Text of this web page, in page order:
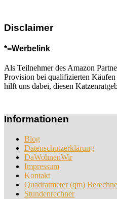
Disclaimer
*=Werbelink
Als Teilnehmer des Amazon
Provision bei qualifizierten
hilft uns dabei, diesen
Informationen
Blog
Datenschutzerklärung
DaWohnenWir
Impressum
Kontakt
Quadratmeter (qm)
Stundenrechner